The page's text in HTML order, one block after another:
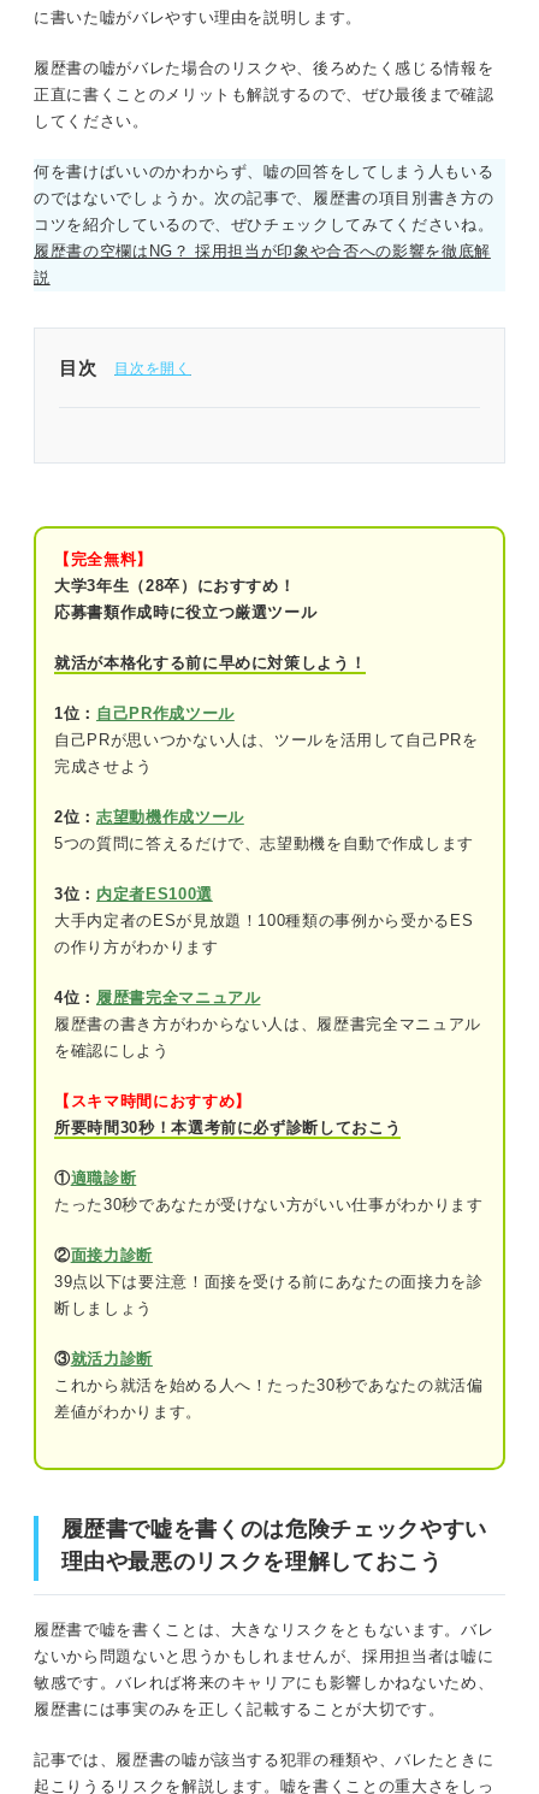
に書いた嘘がバレやすい理由を説明します。
履歴書の嘘がバレた場合のリスクや、後ろめたく感じる情報を
正直に書くことのメリットも解説するので、ぜひ最後まで確認
してください。
何を書けばいいのかわからず、嘘の回答をしてしまう人もいる
のではないでしょうか。次の記事で、履歴書の項目別書き方の
コツを紹介しているので、ぜひチェックしてみてくださいね。
履歴書の空欄はNG？ 採用担当が印象や合否への影響を徹底解
説
目次
履歴書に嘘を書いたときの4つのリスク
リスク①内定取り消しになる
リスク②損害賠償を請求される
リスク④入社後に明確になると解雇される
履歴書の嘘が経歴詐称になりうる4つの内容
学歴
アルバイト歴
免許・資格
アピールポイント
思わぬ落とし穴！ 履歴書に書かないことで嘘とな
る内容
既往歴・持病
要注意！ 履歴書の嘘が明るみになる理由
証明書の提示が求められる可能性があるか
ら
面接で矛盾が生じやすくなるから
ありのまま伝えよう！ 履歴書に嘘を書かないメリ
ット
能力に合った企業から内定をもらいやすく
なる
誠実性や責任感の強さを伝えられる
罪悪感なく胸を張って働ける
どうしても書きにくい経歴がある場合はどうする？
【完全無料】
大学3年生（28卒）におすすめ！
応募書類作成時に役立つ厳選ツール
就活が本格化する前に早めに対策しよう！
1位： 自己PR作成ツール
自己PRが思いつかない人は、ツールを活用して自己PRを
完成させよう
2位： 志望動機作成ツール
5つの質問に答えるだけで、志望動機を自動で作成します
3位： 内定者ES100選
大手内定者のESが見放題！100種類の事例から受かるES
の作り方がわかります
4位： 履歴書完全マニュアル
履歴書の書き方がわからない人は、履歴書完全マニュアル
を確認にしよう
【スキマ時間におすすめ】
所要時間30秒！本選考前に必ず診断しておこう
①適職診断
たった30秒であなたが受けない方がいい仕事がわかります
②面接力診断
39点以下は要注意！面接を受ける前にあなたの面接力を診
断しましょう
③就活力診断
これから就活を始める人へ！たった30秒であなたの就活偏
差値がわかります。
履歴書で嘘を書くのは危険チェックやすい
理由や最悪のリスクを理解しておこう
履歴書で嘘を書くことは、大きなリスクをともないます。バレ
ないから問題ないと思うかもしれませんが、採用担当者は嘘に
敏感です。バレれば将来のキャリアにも影響しかねないため、
履歴書には事実のみを正しく記載することが大切です。
記事では、履歴書の嘘が該当する犯罪の種類や、バレたときに
起こりうるリスクを解説します。嘘を書くことの重大さをしっ
スクを理解しておこう
履歴書に嘘を書くと経歴詐称＝犯罪に該当する
履歴書に嘘を書いたときの4つのリスク
リスク③周囲からの信用を失う
リスク④入社後に明確になると解雇される
履歴書の嘘が経歴詐称になりうる4つの内容
学歴
アルバイト歴